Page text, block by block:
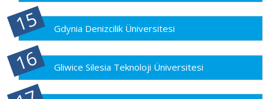
Gdynia Denizcilik Üniversitesi
Gliwice Silesia Teknoloji Üniversitesi